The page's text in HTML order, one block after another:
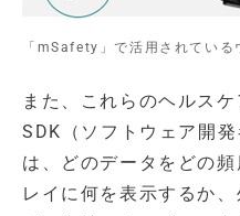
「mSafety」で活用されている
また、これらのヘルス
SDK（ソフトウェア開
は、どのデータをどの
レイに何を表示するか